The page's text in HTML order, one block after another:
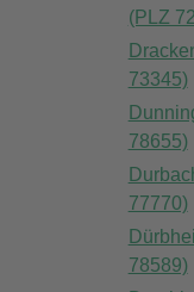
(PLZ
73345)
78655)
77770)
78589)